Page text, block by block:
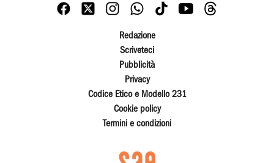
Redazione
Scriveteci
Pubblicità
Privacy
Codice Etico e Modello 231
Cookie policy
Termini e condizioni